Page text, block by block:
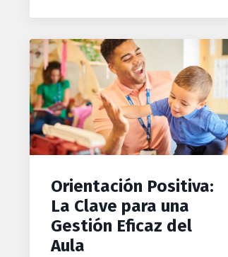
Orientación Positiva:
La Clave para una
Gestión Eficaz del
Aula